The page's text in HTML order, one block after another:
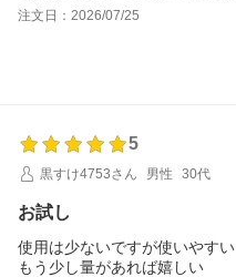
注文日：2026/07/25
5
黒すけ4753さん
男性 30代
お試し
使用は少ないですが使いやすい
もう少し量があれば嬉しい